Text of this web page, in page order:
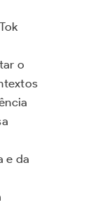
o
e da